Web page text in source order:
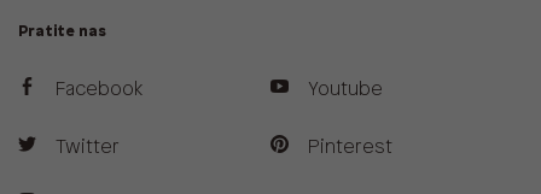
Pratite nas
Facebook
Twitter
Youtube
Pinterest